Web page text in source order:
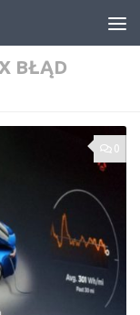
BŁĄD
0